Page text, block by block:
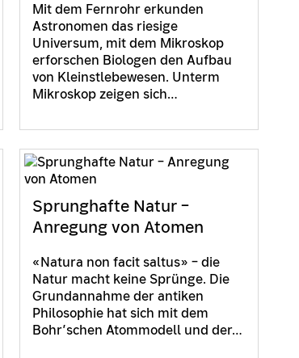
Mit dem Fernrohr erkunden
Astronomen das riesige
Universum, mit dem Mikroskop
erforschen Biologen den Aufbau
von Kleinstlebewesen. Unterm
Mikroskop zeigen sich…
Sprunghafte Natur –
Anregung von Atomen
«Natura non facit saltus» – die
Natur macht keine Sprünge. Die
Grundannahme der antiken
Philosophie hat sich mit dem
Bohr’schen Atommodell und der…